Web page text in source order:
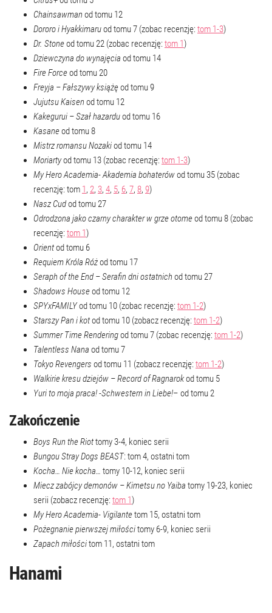
Chainsawman od tomu 12
Dororo i Hyakkimaruod tomu 7 (zobac recenzję:tom 1-3)
Dr. Stoneod tomu 22 (zobac recenzję:tom 1)
Dziewczyna do wynajęcia od tomu 14
Fire Forceod tomu 20
Freyja – Fałszywy książęod tomu 9
Jujutsu Kaisen od tomu 12
Kakegurui – Szał hazarduod tomu 16
Kasaneod tomu 8
Mistrz romansu Nozakiod tomu 14
Moriartyod tomu 13 (zobac recenzję:tom 1-3)
My Hero Academia- Akademia bohaterówod tomu 35 (zobac
recenzję: tom 1, 2, 3, 4, 5, 6, 7, 8, 9)
Nasz Cudod tomu 27
Odrodzona jako czarny charakter w grze otomeod tomu 8 (zobac
recenzję:tom 1)
Orientod tomu 6
Requiem Króla Różod tomu 17
Seraph of the End – Serafin dni ostatnich od tomu 27
Shadows Houseod tomu 12
SPYxFAMILYod tomu 10 (zobac recenzję:tom 1-2)
Starszy Pan i kotod tomu 10 (zobacz recenzję:tom 1-2)
Summer Time Renderingod tomu 7 (zobac recenzję:tom 1-2)
Talentless Nana od tomu 7
Tokyo Revengers od tomu 11 (zobacz recenzję:tom 1-2)
Walkirie kresu dziejów – Record of Ragnarokod tomu 5
Yuri to moja praca! -Schwestern in Liebe!– od tomu 2
Zakończenie
Boys Run the Riottomy 3-4, koniec serii
Bungou Stray Dogs BEAST: tom 4, ostatni tom
Kocha… Nie kocha… tomy 10-12, koniec serii
Miecz zabójcy demonów – Kimetsu no Yaiba tomy 19-23, koniec
serii (zobacz recenzję:tom 1)
My Hero Academia- Vigilantetom 15, ostatni tom
Pożegnanie pierwszej miłościtomy 6-9, koniec serii
Zapach miłościtom 11, ostatni tom
Hanami